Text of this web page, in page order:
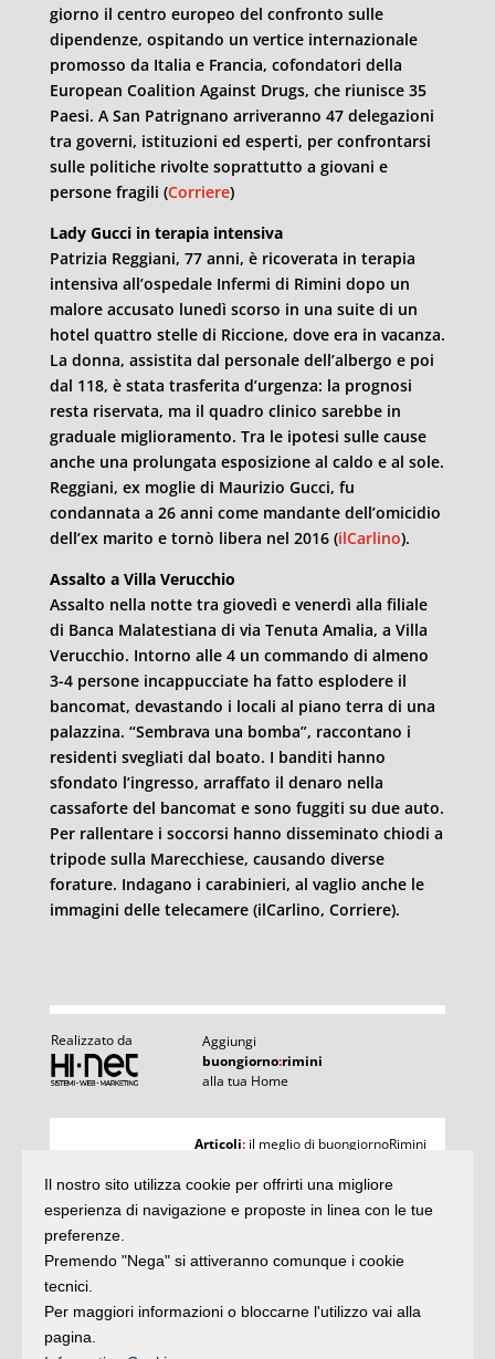
giorno il centro europeo del confronto sulle
dipendenze, ospitando un vertice internazionale
promosso da Italia e Francia, cofondatori della
European Coalition Against Drugs, che riunisce 35
Paesi. A San Patrignano arriveranno 47 delegazioni
tra governi, istituzioni ed esperti, per confrontarsi
sulle politiche rivolte soprattutto a giovani e
persone fragili (Corriere)
Lady Gucci in terapia intensiva
Patrizia Reggiani, 77 anni, è ricoverata in terapia
intensiva all’ospedale Infermi di Rimini dopo un
malore accusato lunedì scorso in una suite di un
hotel quattro stelle di Riccione, dove era in vacanza.
La donna, assistita dal personale dell’albergo e poi
dal 118, è stata trasferita d’urgenza: la prognosi
resta riservata, ma il quadro clinico sarebbe in
graduale miglioramento. Tra le ipotesi sulle cause
anche una prolungata esposizione al caldo e al sole.
Reggiani, ex moglie di Maurizio Gucci, fu
condannata a 26 anni come mandante dell’omicidio
dell’ex marito e tornò libera nel 2016 (ilCarlino).
Assalto a Villa Verucchio
Assalto nella notte tra giovedì e venerdì alla filiale
di Banca Malatestiana di via Tenuta Amalia, a Villa
Verucchio. Intorno alle 4 un commando di almeno
3-4 persone incappucciate ha fatto esplodere il
bancomat, devastando i locali al piano terra di una
palazzina. “Sembrava una bomba”, raccontano i
residenti svegliati dal boato. I banditi hanno
sfondato l’ingresso, arraffato il denaro nella
cassaforte del bancomat e sono fuggiti su due auto.
Per rallentare i soccorsi hanno disseminato chiodi a
tripode sulla Marecchiese, causando diverse
forature. Indagano i carabinieri, al vaglio anche le
immagini delle telecamere (ilCarlino, Corriere).
Realizzato da
Aggiungi
buongiorno:rimini
alla tua Home
Articoli
e rubricheIArticoli: il meglio di buongiornoRimini
Argomenti
la storia delle notizie
Iscrivitialla newsletter Privacy
Il nostro sito utilizza cookie per offrirti una migliore
esperienza di navigazione e proposte in linea con le tue
preferenze.
Premendo "Nega" si attiveranno comunque i cookie
tecnici.
Per maggiori informazioni o bloccarne l'utilizzo vai alla
pagina.